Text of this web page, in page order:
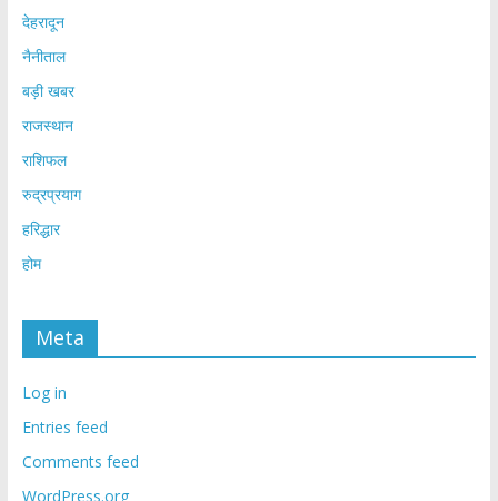
देहरादून
नैनीताल
बड़ी खबर
राजस्थान
राशिफल
रुद्रप्रयाग
हरिद्धार
होम
Meta
Log in
Entries feed
Comments feed
WordPress.org